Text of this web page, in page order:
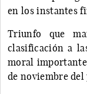
en los instantes
Triunfo que
clasificación a
moral
de noviembre del